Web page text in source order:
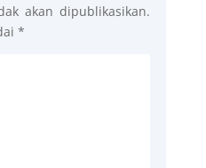
akan dipublikasikan.
*